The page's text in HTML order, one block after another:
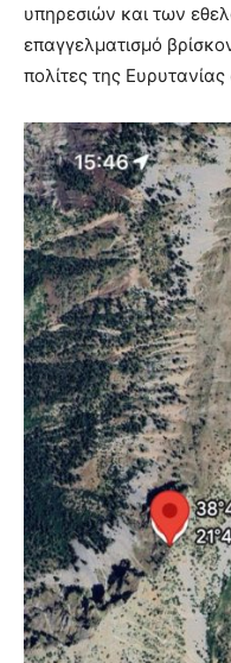
υπηρεσιών και των
επαγγελματισμό
πολίτες της